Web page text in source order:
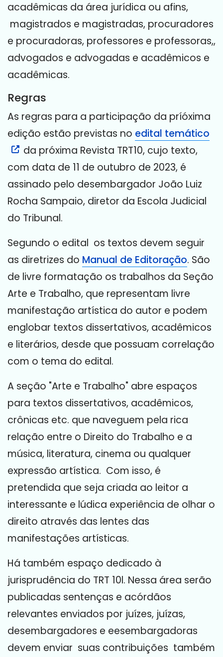
acadêmicas da área jurídica ou afins,
magistrados e magistradas, procuradores
e procuradoras, professores e professoras,,
advogados e advogadas e acadêmicos e
acadêmicas.
Regras
As regras para a participação da príóxima
edição estão previstas no edital temático
da próxima Revista TRT10, cujo texto,
com data de 11 de outubro de 2023, é
assinado pelo desembargador João Luiz
Rocha Sampaio, diretor da Escola Judicial
do Tribunal.
Segundo o edital os textos devem seguir
as diretrizes do Manual de Editoração. São
de livre formatação os trabalhos da Seção
Arte e Trabalho, que representam livre
manifestação artística do autor e podem
englobar textos dissertativos, acadêmicos
e literários, desde que possuam correlação
com o tema do edital.
A seção "Arte e Trabalho" abre espaços
para textos dissertativos, acadêmicos,
crônicas etc. que naveguem pela rica
relação entre o Direito do Trabalho e a
música, literatura, cinema ou qualquer
expressão artística. Com isso, é
pretendida que seja criada ao leitor a
interessante e lúdica experiência de olhar o
direito através das lentes das
manifestações artísticas.
Há também espaço dedicado à
jurisprudência do TRT 10l. Nessa área serão
publicadas sentenças e acórdãos
relevantes enviados por juízes, juízas,
desembargadores e eesembargadoras
devem enviar suas contribuições também